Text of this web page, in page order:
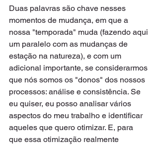
Duas palavras são chave nesses
momentos de mudança, em que a
nossa "temporada" muda (fazendo aqui
um paralelo com as mudanças de
estação na natureza), e com um
adicional importante, se considerarmos
que nós somos os "donos" dos nossos
processos: análise e consistência. Se
eu quiser, eu posso analisar vários
aspectos do meu trabalho e identificar
aqueles que quero otimizar. E, para
que essa otimização realmente